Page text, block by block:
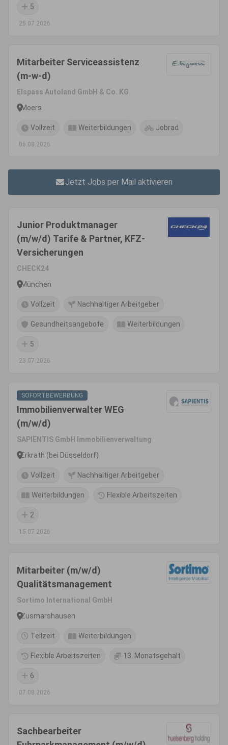
5
25.07.2026
Mitarbeiter Serviceassistenz
(m-w-d)
Elspass Autoland GmbH & Co. KG
Moers
Vollzeit Weiterbildungen Jobrad
06.08.2026
Jetzt Jobs per Mail aktivieren
Junior Produktmanager
(m/w/d) Tarife & Partner, KFZ-
Versicherungen
CHECK24
München
Vollzeit Nachhaltiger Arbeitgeber
Gesundheitsangebote Weiterbildungen
5
23.07.2026
SOFORTBEWERBUNG
Immobilienverwalter WEG
(m/w/d)
SAPIENTIS GmbH Immobilienverwaltung
Erkrath (bei Düsseldorf)
Vollzeit Nachhaltiger Arbeitgeber
Weiterbildungen Flexible Arbeitszeiten
2
15.07.2026
Mitarbeiter (m/w/d)
Qualitätsmanagement
Sortimo International GmbH
Zusmarshausen
Teilzeit Weiterbildungen
Flexible Arbeitszeiten 13. Monatsgehalt
6
07.08.2026
Sachbearbeiter